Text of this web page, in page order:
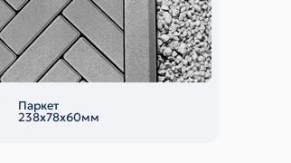
Паркет
238х78х60мм